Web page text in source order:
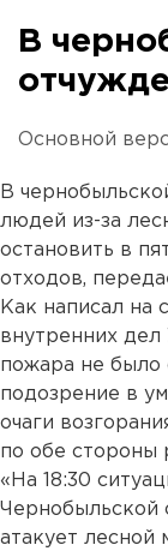
В
Основной
В
людей из-за
остановить в
отходов,
Как написал на
внутренних
пожара не было
подозрение в
очаги
по обе стороны
«На 18:30
Чернобыльской
атакует лесной